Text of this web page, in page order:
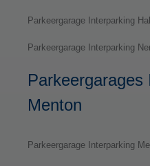
Parkeergarage Interparking
Parkeergarage Interparking
Parkeergarages
Menton
Parkeergarage Interparking